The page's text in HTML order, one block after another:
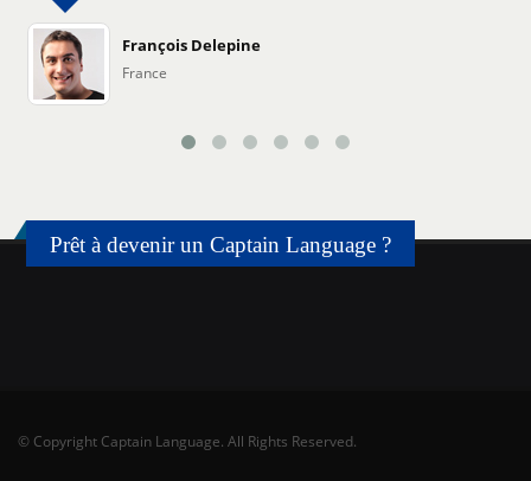
François Delepine
France
Prêt à devenir un Captain Language ?
© Copyright Captain Language. All Rights Reserved.